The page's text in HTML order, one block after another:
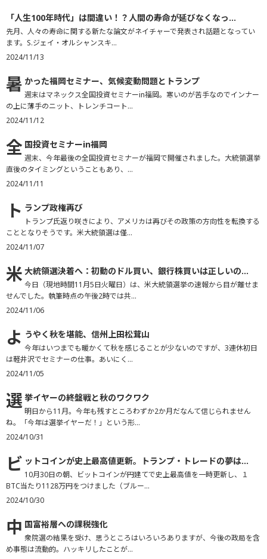
「人生100年時代」は間違い！？人間の寿命が延びなくなっ...
先月、人々の寿命に関する新たな論文がネイチャーで発表され話題となってい
ます。S.ジェイ・オルシャンスキ...
2024/11/13
暑 かった福岡セミナー、気候変動問題とトランプ
週末はマネックス全国投資セミナーin福岡。寒いのが苦手なのでインナー
の上に薄手のニット、トレンチコート...
2024/11/12
全 国投資セミナーin福岡
週末、今年最後の全国投資セミナーが福岡で開催されました。大統領選挙
直後のタイミングということもあり、...
2024/11/11
ト ランプ政権再び
トランプ氏返り咲きにより、アメリカは再びその政策の方向性を転換する
こととなりそうです。米大統領選は僅...
2024/11/07
米 大統領選決着へ：初動のドル買い、銀行株買いは正しいの...
今日（現地時間11月5日火曜日）は、米大統領選挙の速報から目が離せま
せんでした。執筆時点の午後2時では共...
2024/11/06
よ うやく秋を堪能、信州上田松茸山
今年はいつまでも暖かくて秋を感じることが少ないのですが、3連休初日
は軽井沢でセミナーの仕事。あいにく...
2024/11/05
選 挙イヤーの終盤戦と秋のワクワク
明日から11月。今年も残すところわずか2か月だなんて信じられません
ね。「今年は選挙イヤーだ！」という形...
2024/10/31
ビ ットコインが史上最高値更新。トランプ・トレードの夢は...
10月30日の朝、ビットコインが円建てで史上最高値を一時更新し、１
BTC当たり1128万円をつけました（ブルー...
2024/10/30
中 国富裕層への課税強化
衆院選の結果を受け、思うところはいろいろありますが、今後の政局を含
め事態は流動的。ハッキリしたことが...